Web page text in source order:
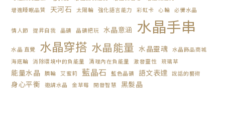
增進睡眠品質
天河石 太陽輪 強化語言能力 彩虹卡 心輪 必備水晶
情人節 提昇自我 晶礦 晶礦把玩 水晶意涵 水晶手串
水晶 直覺 水晶穿搭 水晶能量 水晶靈魂 水晶飾品商城
海底輪
消除環境中的負能量 清理內在負能量 激發靈性 琉璃草
能量水晶 臍輪 艾蜜莉 藍晶石 藍色晶礦 語文表達 說話的藝術
身心平衡 邀請水晶 金草莓 開發智慧 黑髮晶